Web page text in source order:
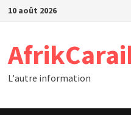
Passer
10 août 2026
L'autre information